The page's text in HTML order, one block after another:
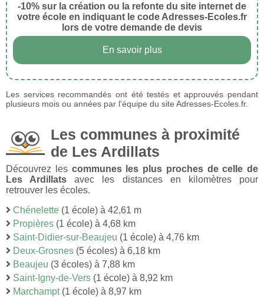
-10% sur la création ou la refonte du site internet de
votre école en indiquant le code Adresses-Ecoles.fr
lors de votre demande de devis
En savoir plus
Les services recommandés ont été testés et approuvés pendant
plusieurs mois ou années par l'équipe du site Adresses-Ecoles.fr.
Les communes à proximité
de Les Ardillats
Découvrez les communes les plus proches de celle de
Les Ardillats avec les distances en kilomètres pour
retrouver les écoles.
Chénelette (1 école) à 42,61 m
Propières (1 école) à 4,68 km
Saint-Didier-sur-Beaujeu (1 école) à 4,76 km
Deux-Grosnes (5 écoles) à 6,18 km
Beaujeu (3 écoles) à 7,88 km
Saint-Igny-de-Vers (1 école) à 8,92 km
Marchampt(1 école) à 8,97 km